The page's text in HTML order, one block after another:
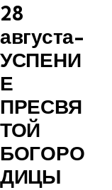
28
августа-
УСПЕНИ
Е
ПРЕСВЯ
ТОЙ
БОГОРО
ДИЦЫ